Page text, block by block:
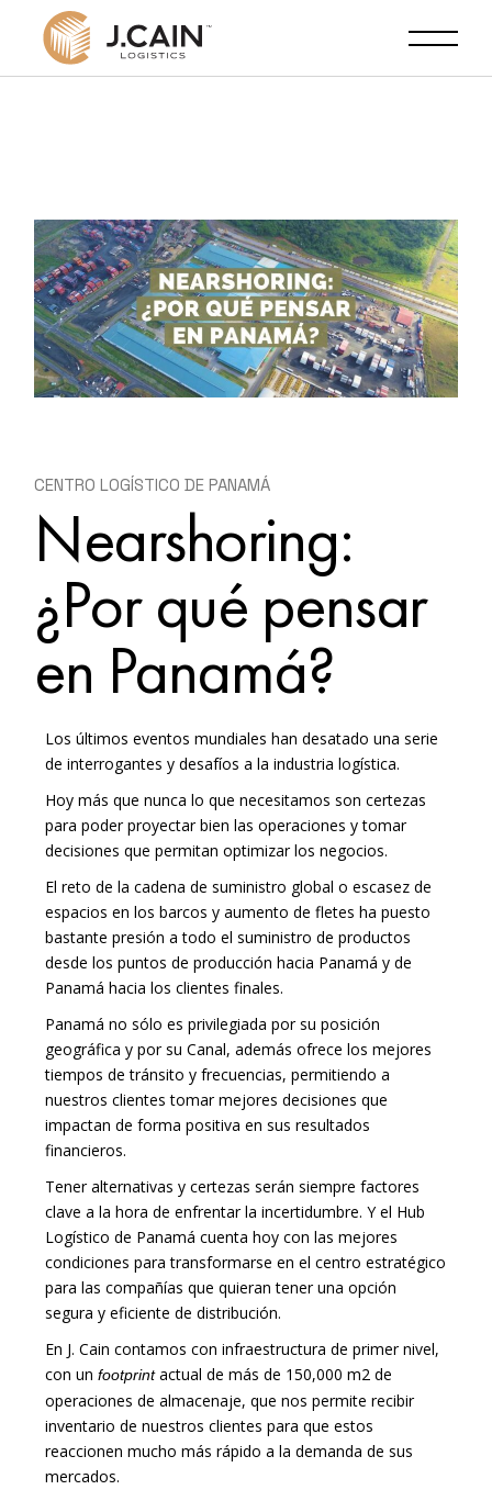
CENTRO LOGÍSTICO DE PANAMÁ
Nearshoring:
¿Por qué pensar
en Panamá?
Los últimos eventos mundiales han desatado una serie
de interrogantes y desafíos a la industria logística.
Hoy más que nunca lo que necesitamos son certezas
para poder proyectar bien las operaciones y tomar
decisiones que permitan optimizar los negocios.
El reto de la cadena de suministro global o escasez de
espacios en los barcos y aumento de fletes ha puesto
bastante presión a todo el suministro de productos
desde los puntos de producción hacia Panamá y de
Panamá hacia los clientes finales.
Panamá no sólo es privilegiada por su posición
geográfica y por su Canal, además ofrece los mejores
tiempos de tránsito y frecuencias, permitiendo a
nuestros clientes tomar mejores decisiones que
impactan de forma positiva en sus resultados
financieros.
Tener alternativas y certezas serán siempre factores
clave a la hora de enfrentar la incertidumbre. Y el Hub
Logístico de Panamá cuenta hoy con las mejores
condiciones para transformarse en el centro estratégico
para las compañías que quieran tener una opción
segura y eficiente de distribución.
En J. Cain contamos con infraestructura de primer nivel,
con unfootprintactual de más de 150,000 m2 de
operaciones de almacenaje, que nos permite recibir
inventario de nuestros clientes para que estos
reaccionen mucho más rápido a la demanda de sus
mercados.